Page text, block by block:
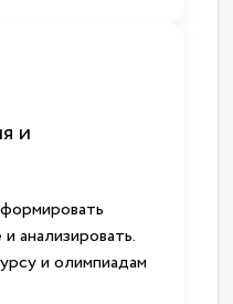
и
анализировать.
и олимпиадам